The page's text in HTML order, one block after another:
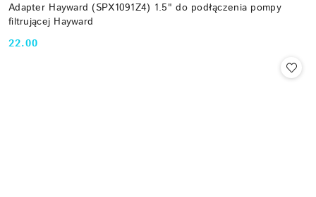
Adapter Hayward (SPX1091Z4) 1.5" do podłączenia pompy
filtrującej Hayward
Cena:
22.00